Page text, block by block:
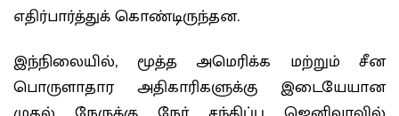
எதிர்பார்த்துக் கொண்டிருந்தன.
இந்நிலையில், மூத்த அமெரிக்க மற்றும் சீன
பொருளாதார அதிகாரிகளுக்கு இடையேயான